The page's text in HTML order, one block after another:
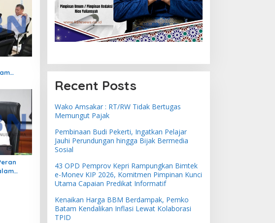
Recent Posts
Wako Amsakar : RT/RW Tidak Bertugas
Memungut Pajak
Pembinaan Budi Pekerti, Ingatkan Pelajar
Jauhi Perundungan hingga Bijak Bermedia
Sosial
43 OPD Pemprov Kepri Rampungkan Bimtek
e-Monev KIP 2026, Komitmen Pimpinan Kunci
Utama Capaian Predikat Informatif
Kenaikan Harga BBM Berdampak, Pemko
Batam Kendalikan Inflasi Lewat Kolaborasi
TPID